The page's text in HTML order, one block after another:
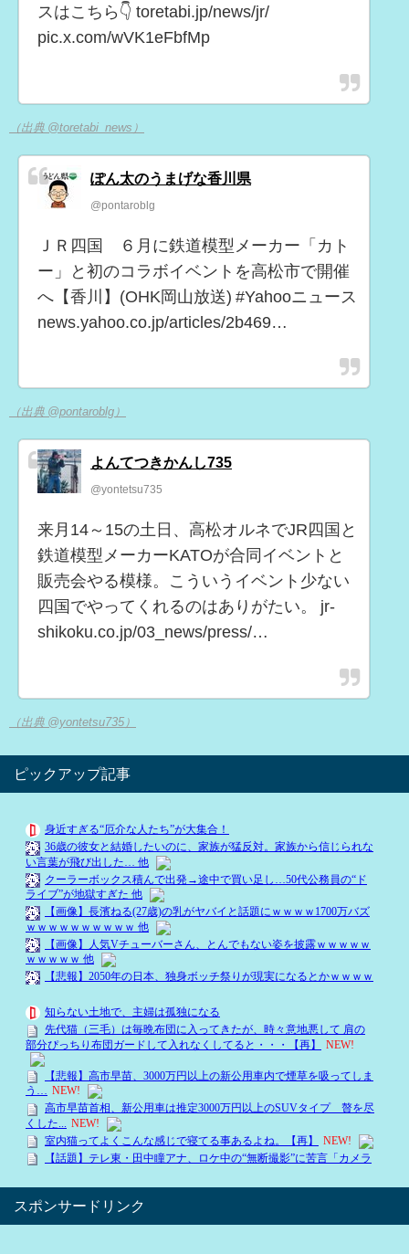
スはこちら👇 toretabi.jp/news/jr/
pic.x.com/wVK1eFbfMp
（出典 @toretabi_news）
ぽん太のうまげな香川県
@pontaroblg
ＪＲ四国 ６月に鉄道模型メーカー「カト
ー」と初のコラボイベントを高松市で開催
へ【香川】(OHK岡山放送) #Yahooニュース
news.yahoo.co.jp/articles/2b469…
（出典 @pontaroblg）
よんてつきかんし735
@yontetsu735
来月14～15の土日、高松オルネでJR四国と
鉄道模型メーカーKATOが合同イベントと
販売会やる模様。こういうイベント少ない
四国でやってくれるのはありがたい。 jr-
shikoku.co.jp/03_news/press/…
（出典 @yontetsu735）
ピックアップ記事
スポンサードリンク